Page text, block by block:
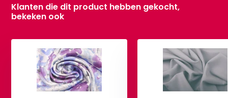
Klanten die dit product hebben gekocht,
bekeken ook